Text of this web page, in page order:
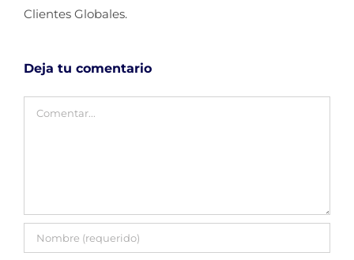
Clientes Globales.
Deja tu comentario
Comentar